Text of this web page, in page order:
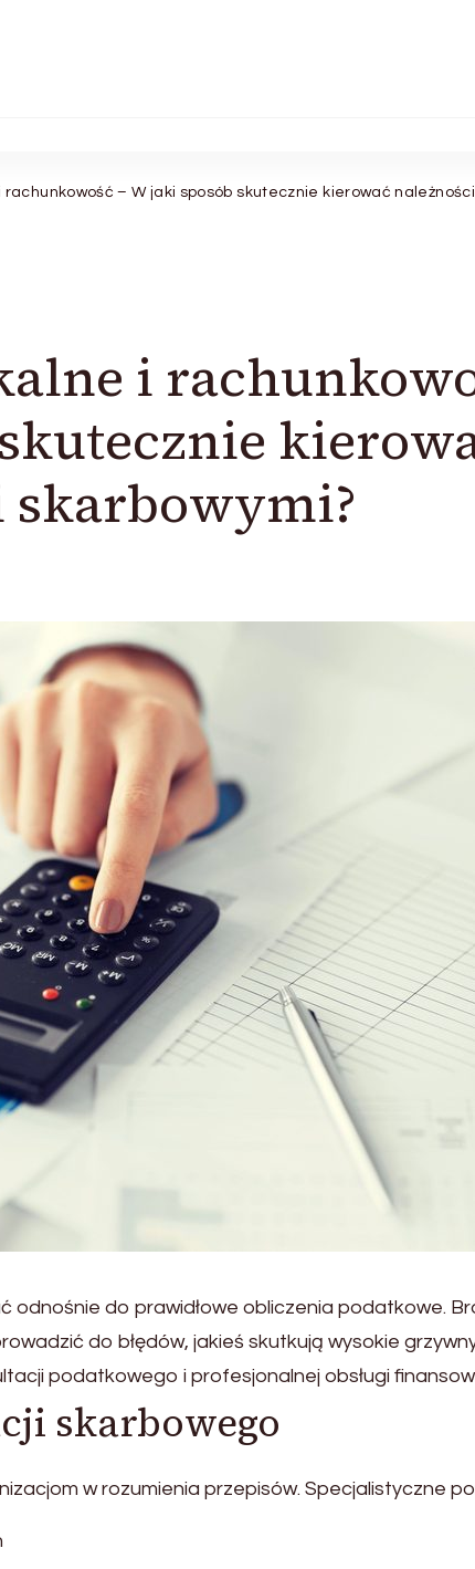
rachunkowość – W jaki sposób skutecznie kierować
i
odnośnie do prawidłowe obliczenia podatkowe.
do błędów, jakieś skutkują wysokie
podatkowego i profesjonalnej obsługi
skarbowego
w rozumienia przepisów. Specjalistyczne